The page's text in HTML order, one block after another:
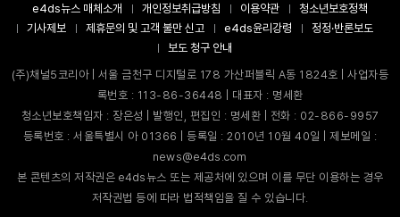
e4ds뉴스 매체소개 개인정보취급방침 이용약관
청소년보호정책
기사제보
제휴문의 및 고객 불만 신고 e4ds윤리강령
정정·반론보도
보도 청구 안내
(주)채널5코리아 | 서울 금천구 디지털로 178 가산퍼블릭 A동 1824호 | 사업자등
록번호 : 113-86-36448 | 대표자 : 명세환
청소년보호책임자 : 장은성 | 발행인, 편집인 : 명세환 | 전화 : 02-866-9957
등록번호 : 서울특별시 아 01366 | 등록일 : 2010년 10월 40일 | 제보메일 :
news@e4ds.com
본 콘텐츠의 저작권은 e4ds뉴스 또는 제공처에 있으며 이를 무단 이용하는 경우
저작권법 등에 따라 법적책임을 질 수 있습니다.